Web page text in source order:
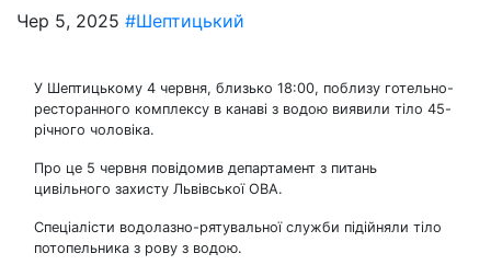
Чер 5, 2025 #Шептицький
У Шептицькому 4 червня, близько 18:00, поблизу готельно-
ресторанного комплексу в канаві з водою виявили тіло 45-
річного чоловіка.
Про це 5 червня повідомив департамент з питань
цивільного захисту Львівської ОВА.
Спеціалісти водолазно-рятувальної служби підійняли тіло
потопельника з рову з водою.